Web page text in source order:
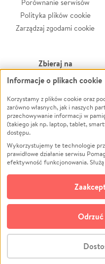
Stwórz
Porównanie serwisów
Polityka plików cookie
Zarządzaj zgodami cookie
Zbieraj na
Leczenie
Zwierzęta
Pożar
Ukraina
Pomoc Finansowa
Projekty
Pogrzeb
Społeczność lokalna
Kultura
©
Informacje o plikach cookie
Korzystamy z plików cookie oraz
zarówno własnych, jak i naszych
przechowywanie informacji w
(takiego jak np. laptop, tablet,
dostępu.
Wykorzystujemy te technologie
prawidłowe działanie serwisu
efektywność funkcjonowania.
technologii do celów
zgodę na ich stosowanie lub jej
możliwość zmiany swoich
do której link znajdziesz w stopce
cookie wykorzystywane są w
działanie serwisu
użytkownicy korzystają z